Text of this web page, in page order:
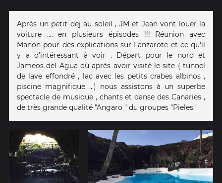
Après un petit dej au soleil , JM et Jean vont louer la
voiture .... en plusieurs épisodes !!! Réunion avec
Manon pour des explications sur Lanzarote et ce qu'il
y a d'intéressant à voir . Départ pour le nord et
Jameos del Agua où après avoir visité le site ( tunnel
de lave effondré , lac avec les petits crabes albinos ,
piscine magnifique ...) nous assistons à un superbe
spectacle de musique , chants et danse des Canaries ,
de très grande qualité "Angaro " du groupes "Pieles"